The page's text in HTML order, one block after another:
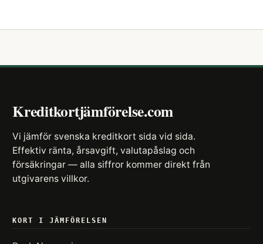
Kreditkortjämförelse.com
Vi jämför svenska kreditkort sida vid sida.
Effektiv ränta, årsavgift, valutapåslag och
försäkringar — alla siffror kommer direkt från
utgivarens villkor.
KORT I JÄMFÖRELSEN